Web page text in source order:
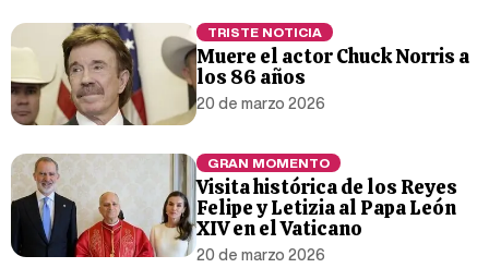
TRISTE NOTICIA
Muere el actor Chuck Norris a
los 86 años
20 de marzo 2026
GRAN MOMENTO
Visita histórica de los Reyes
Felipe y Letizia al Papa León
XIV en el Vaticano
20 de marzo 2026